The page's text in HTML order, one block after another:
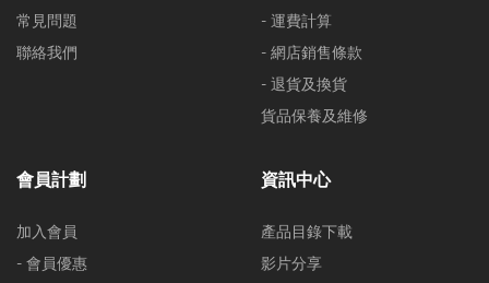
常見問題
聯絡我們
- 運費計算
- 網店銷售條款
- 退貨及換貨
貨品保養及維修
會員計劃
加入會員
- 會員優惠
資訊中心
產品目錄下載
影片分享